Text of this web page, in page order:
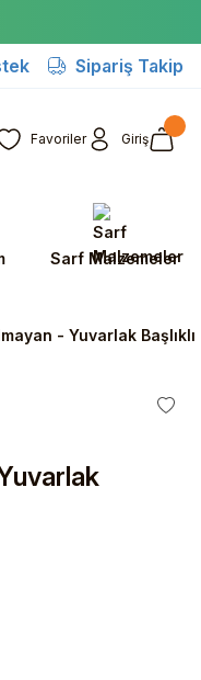
Sipariş Takip
Favoriler Giriş
Sarf Malzemeler
- Yuvarlak Başlıklı